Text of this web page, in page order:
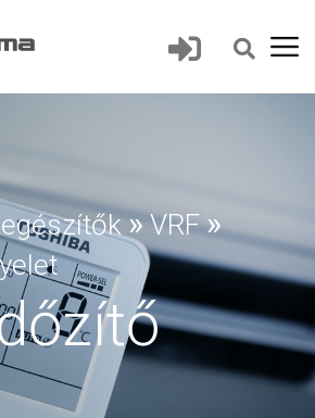
» VRF »